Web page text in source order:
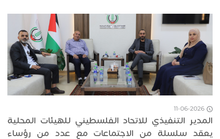
11-06-2026
المدير التنفيذي للاتحاد الفلسطيني للهيئات المحلية
يعقد سلسلة من الاجتماعات مع عدد من رؤساء